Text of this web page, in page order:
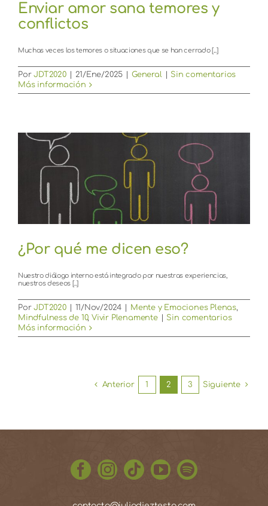
Enviar amor sana temores y
conflictos
Muchas veces los temores o situaciones que se han cerrado [...]
PorJDT2020 21/Ene/2025 General
Sin comentarios
Más información
¿Por qué me dicen eso?
Nuestro diálogo interno está integrado por nuestras experiencias,
nuestros deseos [...]
PorJDT2020 11/Nov/2024 Mente y Emociones Plenas,
Mindfulness de 10,Vivir Plenamente
Sin comentarios
Más información
Anterior 1 2 3 Siguiente